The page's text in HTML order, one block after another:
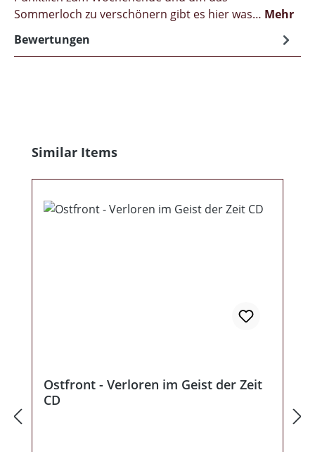
Sommerloch zu verschönern gibt es hier was… Mehr
Bewertungen
Produktgalerie überspringen
Similar Items
Ostfront - Verloren im Geist der Zeit
CD